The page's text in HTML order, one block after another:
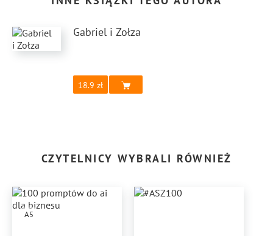
Gabriel i Zołza
18.9
CZYTELNICY WYBRALI RÓWNIEŻ
A5